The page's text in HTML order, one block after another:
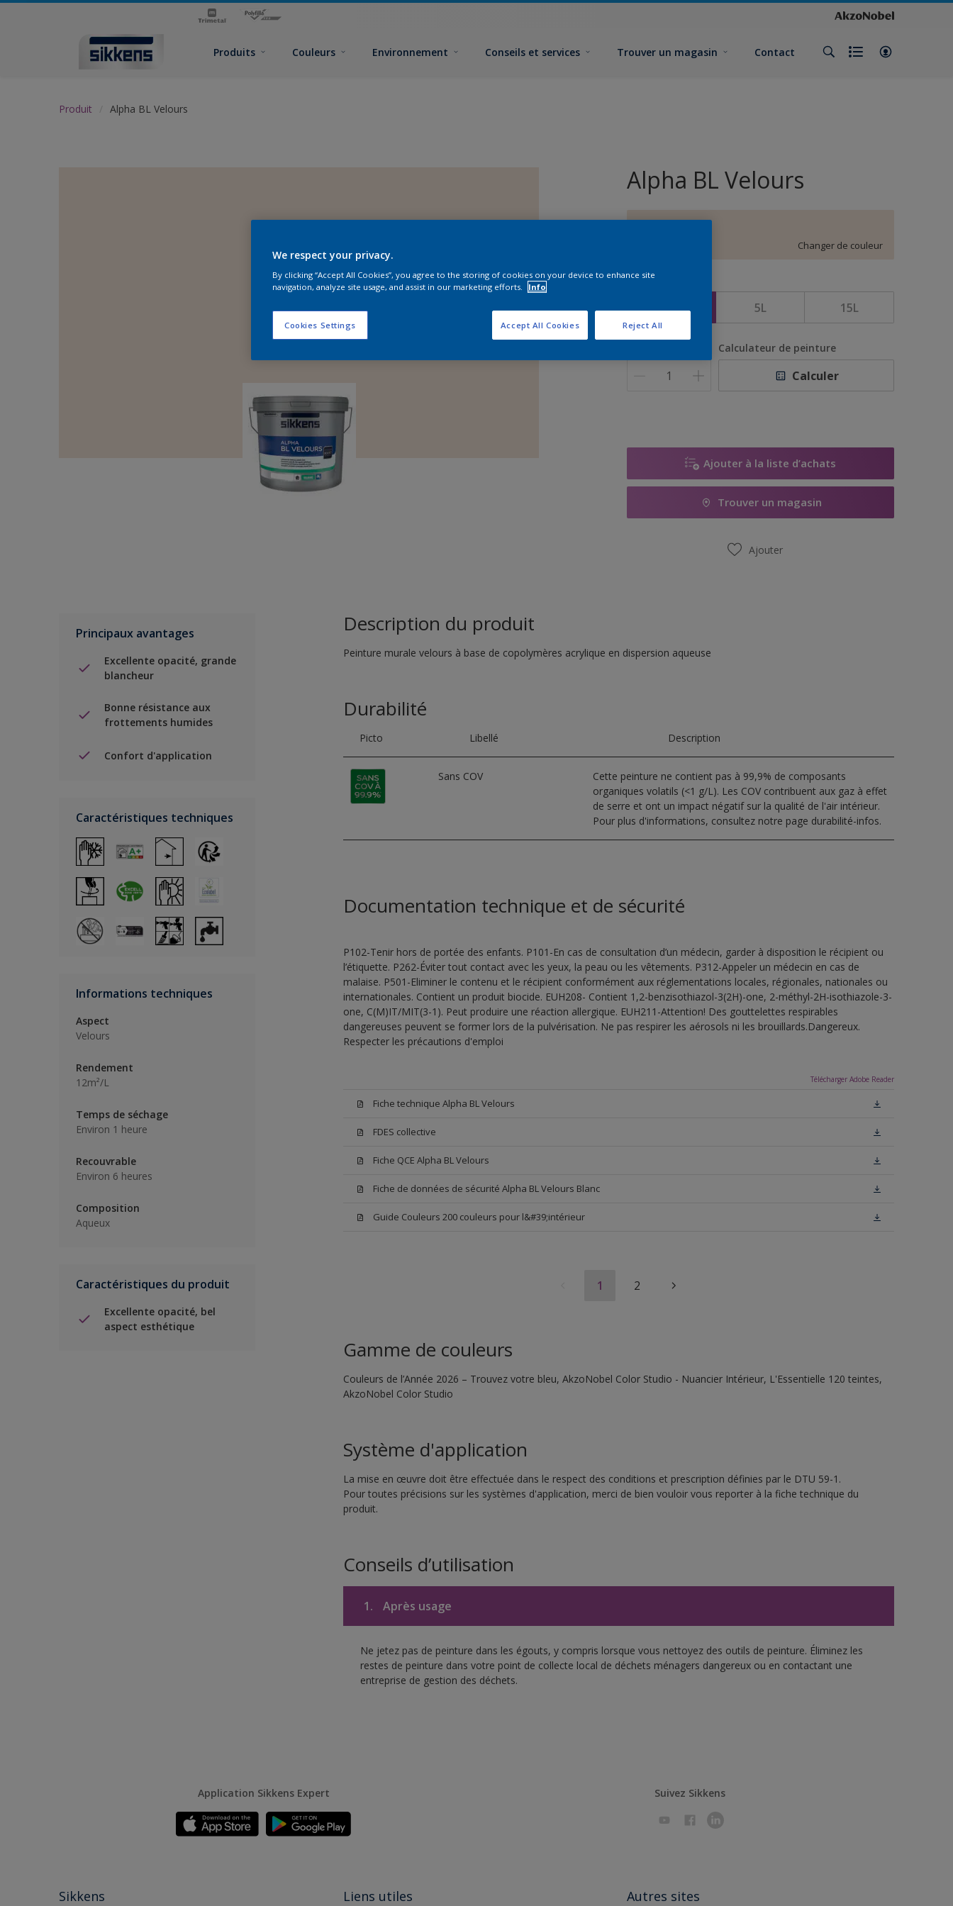
Produits Couleurs Environnement Conseils et services Trouver un magasin Contact
Produit Alpha BL Velours
Alpha BL Velours
Changer de couleur
1L 5L 15L
Calculateur de peinture
Calculer
Ajouter à la liste d’achats
Trouver un magasin
Ajouter
Principaux avantages
Excellente opacité, grande
blancheur
Bonne résistance aux
frottements humides
Confort d'application
Caractéristiques techniques
Informations techniques
Aspect
Velours
Rendement
12m²/L
Temps de séchage
Environ 1 heure
Recouvrable
Environ 6 heures
Composition
Aqueux
Caractéristiques du produit
Excellente opacité, bel
aspect esthétique
Description du produit
Peinture murale velours à base de copolymères acrylique en dispersion aqueuse
Durabilité
Picto Libellé Description
Sans COV
Cette peinture ne contient pas à 99,9% de composants
organiques volatils (<1 g/L). Les COV contribuent aux gaz à effet
de serre et ont un impact négatif sur la qualité de l'air intérieur.
Pour plus d'informations, consultez notre page durabilité-infos.
Documentation technique et de sécurité
P102-Tenir hors de portée des enfants. P101-En cas de consultation d’un médecin, garder à disposition le récipient ou
l’étiquette. P262-Éviter tout contact avec les yeux, la peau ou les vêtements. P312-Appeler un médecin en cas de
malaise. P501-Eliminer le contenu et le récipient conformément aux réglementations locales, régionales, nationales ou
internationales. Contient un produit biocide. EUH208- Contient 1,2-benzisothiazol-3(2H)-one, 2-méthyl-2H-isothiazole-3-
one, C(M)IT/MIT(3-1). Peut produire une réaction allergique. EUH211-Attention! Des gouttelettes respirables
dangereuses peuvent se former lors de la pulvérisation. Ne pas respirer les aérosols ni les brouillards.Dangereux.
Respecter les précautions d'emploi
Télécharger Adobe Reader
Fiche technique Alpha BL Velours
FDES collective
Fiche QCE Alpha BL Velours
Fiche de données de sécurité Alpha BL Velours Blanc
Guide Couleurs 200 couleurs pour l&#39;intérieur
1 2
Gamme de couleurs
Couleurs de l’Année 2026 – Trouvez votre bleu, AkzoNobel Color Studio - Nuancier Intérieur, L'Essentielle 120 teintes,
AkzoNobel Color Studio
Système d'application
La mise en œuvre doit être effectuée dans le respect des conditions et prescription définies par le DTU 59-1.
Pour toutes précisions sur les systèmes d'application, merci de bien vouloir vous reporter à la fiche technique du
produit.
Conseils d’utilisation
1. Après usage
Ne jetez pas de peinture dans les égouts, y compris lorsque vous nettoyez des outils de peinture. Éliminez les
restes de peinture dans votre point de collecte local de déchets ménagers dangereux ou en contactant une
entreprise de gestion des déchets.
Application Sikkens Expert Suivez Sikkens
Sikkens Liens utiles Autres sites
We respect your privacy.
By clicking “Accept All Cookies”, you agree to the storing of cookies on your device to enhance site
navigation, analyze site usage, and assist in our marketing efforts.
Info
Cookies Settings Reject All
Accept All Cookies